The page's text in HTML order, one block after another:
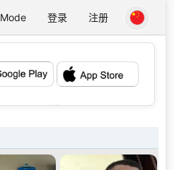
Mode 登录 注册